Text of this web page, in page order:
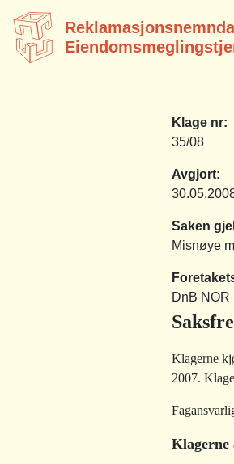
Klage nr:
35/08
Avgjort:
Saken
Misnøye
DnB NOR
Klagerne
2007.
Klagerne